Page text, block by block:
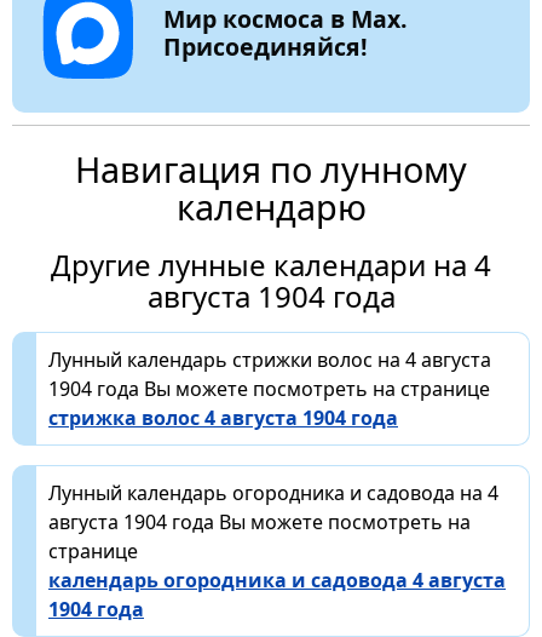
Мир космоса в Max.
Присоединяйся!
Навигация по лунному
календарю
Другие лунные календари на 4
августа 1904 года
Лунный календарь стрижки волос на 4 августа
1904 года Вы можете посмотреть на странице
стрижка волос 4 августа 1904 года
Лунный календарь огородника и садовода на 4
августа 1904 года Вы можете посмотреть на
странице
календарь огородника и садовода 4 августа
1904 года